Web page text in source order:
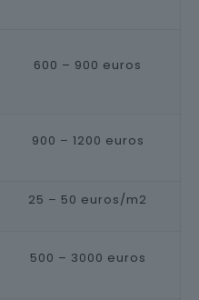
600 – 900 euros
900 – 1200 euros
25 – 50 euros/m2
500 – 3000 euros